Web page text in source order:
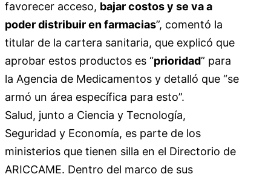
favorecer acceso, bajar costos y se va a
poder distribuir en farmacias”, comentó la
titular de la cartera sanitaria, que explicó que
aprobar estos productos es “prioridad” para
la Agencia de Medicamentos y detalló que “se
armó un área específica para esto”.
Salud, junto a Ciencia y Tecnología,
Seguridad y Economía, es parte de los
ministerios que tienen silla en el Directorio de
ARICCAME. Dentro del marco de sus